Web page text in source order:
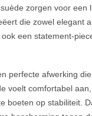
zorgen voor een
die zowel elegant
een statement-
perfecte afwerking
voelt comfortabel
boeten op stabiliteit.